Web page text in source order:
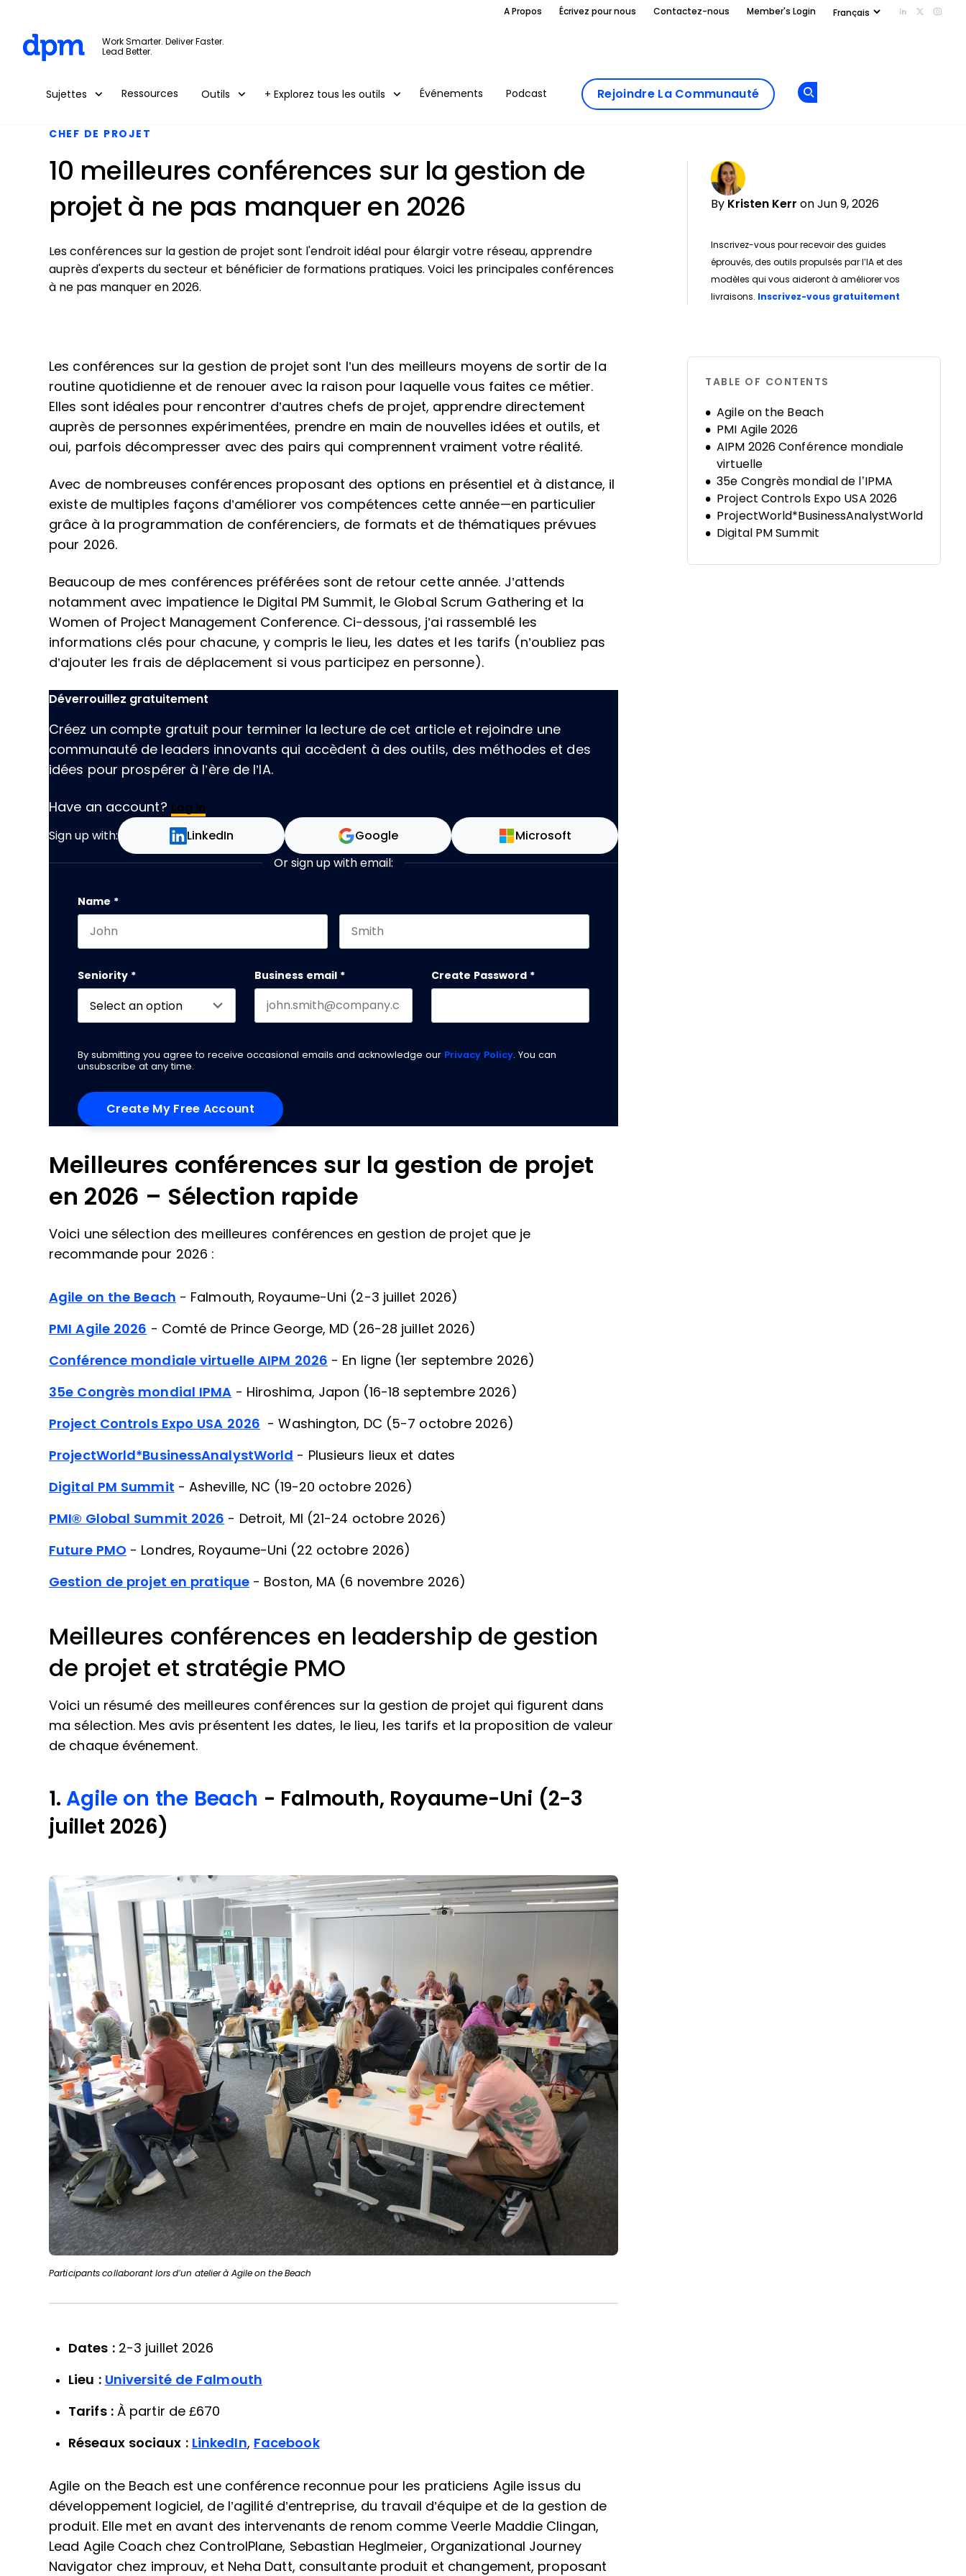
Skip to main content
A Propos Écrivez pour nous Contactez-nous Member's Login Add us on
Follow
Work Smarter. Deliver Faster.
Lead Better.
Sujettes Ressources Outils + Explorez tous les outils Événements Podcast Rejoindre La Communauté
CHEF DE PROJET
10 meilleures conférences sur la gestion de
projet à ne pas manquer en 2026
By Kristen Kerr on Jun 9, 2026
Inscrivez-vous pour recevoir des guides
éprouvés, des outils propulsés par l’IA et des
modèles qui vous aideront à améliorer vos
livraisons. Inscrivez-vous gratuitement
Les conférences sur la gestion de projet sont l'endroit idéal pour élargir votre réseau, apprendre
auprès d'experts du secteur et bénéficier de formations pratiques. Voici les principales conférences
à ne pas manquer en 2026.
Les conférences sur la gestion de projet sont l’un des meilleurs moyens de sortir de la
routine quotidienne et de renouer avec la raison pour laquelle vous faites ce métier.
Elles sont idéales pour rencontrer d’autres chefs de projet, apprendre directement
auprès de personnes expérimentées, prendre en main de nouvelles idées et outils, et
oui, parfois décompresser avec des pairs qui comprennent vraiment votre réalité.
Avec de nombreuses conférences proposant des options en présentiel et à distance, il
existe de multiples façons d’améliorer vos compétences cette année—en particulier
grâce à la programmation de conférenciers, de formats et de thématiques prévues
pour 2026.
Beaucoup de mes conférences préférées sont de retour cette année. J’attends
notamment avec impatience le Digital PM Summit, le Global Scrum Gathering et la
Women of Project Management Conference. Ci-dessous, j’ai rassemblé les
informations clés pour chacune, y compris le lieu, les dates et les tarifs (n’oubliez pas
d’ajouter les frais de déplacement si vous participez en personne).
Déverrouillez gratuitement
Créez un compte gratuit pour terminer la lecture de cet article et rejoindre une
communauté de leaders innovants qui accèdent à des outils, des méthodes et des
idées pour prospérer à l’ère de l’IA.
Have an account? Log In
Sign up with: LinkedIn Google Microsoft
Or sign up with email:
X/Twitter
Name *
Seniority * Business email * Create Password *
By submitting you agree to receive occasional emails and acknowledge our Privacy Policy. You can
unsubscribe at any time.
Meilleures conférences sur la gestion de projet
en 2026 – Sélection rapide
Voici une sélection des meilleures conférences en gestion de projet que je
recommande pour 2026 :
Agile on the Beach - Falmouth, Royaume-Uni (2-3 juillet 2026)
PMI Agile 2026 - Comté de Prince George, MD (26-28 juillet 2026)
Conférence mondiale virtuelle AIPM 2026 - En ligne (1er septembre 2026)
35e Congrès mondial IPMA - Hiroshima, Japon (16-18 septembre 2026)
Project Controls Expo USA 2026 - Washington, DC (5-7 octobre 2026)
ProjectWorld*BusinessAnalystWorld - Plusieurs lieux et dates
Digital PM Summit - Asheville, NC (19-20 octobre 2026)
PMI® Global Summit 2026 - Detroit, MI (21-24 octobre 2026)
Future PMO - Londres, Royaume-Uni (22 octobre 2026)
Gestion de projet en pratique- Boston, MA (6 novembre 2026)
Meilleures conférences en leadership de gestion
de projet et stratégie PMO
Voici un résumé des meilleures conférences sur la gestion de projet qui figurent dans
ma sélection. Mes avis présentent les dates, le lieu, les tarifs et la proposition de valeur
de chaque événement.
1. Agile on the Beach - Falmouth, Royaume-Uni (2-3
juillet 2026)
Participants collaborant lors d’un atelier à Agile on the Beach
Dates :2-3 juillet 2026
Lieu : Université de Falmouth
Tarifs :À partir de £670
Réseaux sociaux : LinkedIn, Facebook
Agile on the Beach est une conférence reconnue pour les praticiens Agile issus du
développement logiciel, de l’agilité d’entreprise, du travail d’équipe et de la gestion de
produit. Elle met en avant des intervenants de renom comme Veerle Maddie Clingan,
Lead Agile Coach chez ControlPlane, Sebastian Heglmeier, Organizational Journey
Navigator chez improuv, et Neha Datt, consultante produit et changement, proposant
TABLE OF CONTENTS
Agile on the Beach
PMI Agile 2026
AIPM 2026 Conférence mondiale
virtuelle
35e Congrès mondial de l’IPMA
Project Controls Expo USA 2026
ProjectWorld*BusinessAnalystWorld
Digital PM Summit
Future PMO